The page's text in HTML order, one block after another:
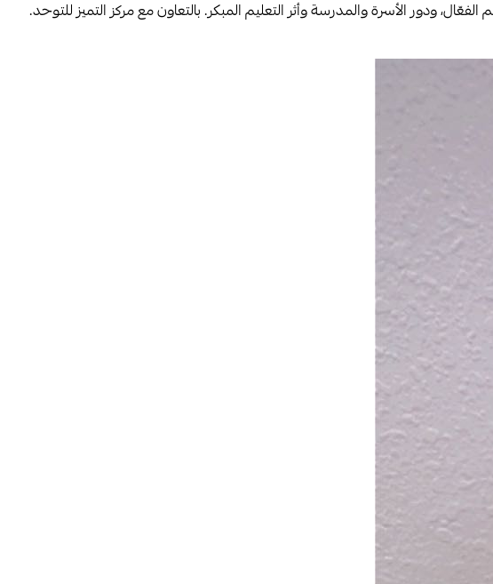
الدمج والتعليم الفعّال، ودور الأسرة والمدرسة وأثر التعليم المبكر. بالتعاون مع مركز التميز للتوحد.